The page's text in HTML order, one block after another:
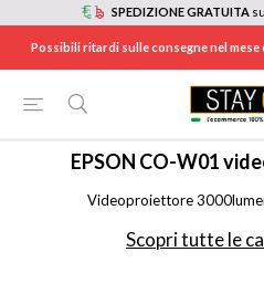
SPEDIZIONE GRATUITA
Possibili ritardi sulle consegne nel
TV E HOME CINEMA / TV
EPSON CO-W01
Videoproiettore
Scopri tutte le